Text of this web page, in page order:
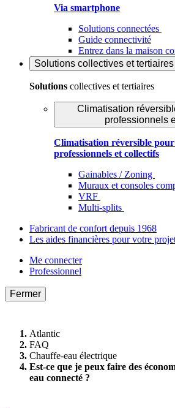
Via smartphone
Solutions connectées
Guide connectivité
Entrez dans la maison
Solutions collectives et tertiaires
Solutions collectives et tertiaires
Climatisation
professionnels
Climatisation réversible
professionnels et collectifs
Gainables / Zoning
Muraux et consoles
VRF
Multi-splits
Fabricant de confort depuis 1968
Les aides financières pour votre
Me connecter
Professionnel
Fermer
Atlantic
FAQ
Chauffe-eau électrique
Est-ce que je peux faire des
eau connecté ?